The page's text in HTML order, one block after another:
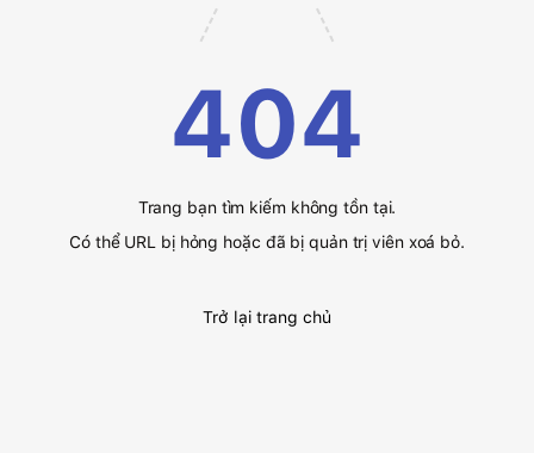
404
Trang bạn tìm kiếm không tồn tại.
Có thể URL bị hỏng hoặc đã bị quản trị viên xoá bỏ.
Trở lại trang chủ